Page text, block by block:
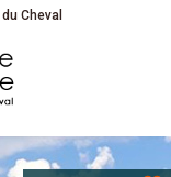
passion !
Cheval